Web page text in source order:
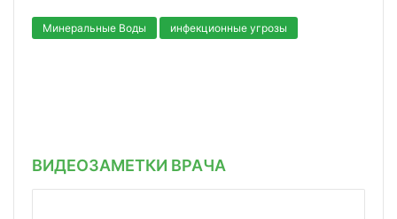
Минеральные Воды инфекционные угрозы
ВИДЕОЗАМЕТКИ ВРАЧА